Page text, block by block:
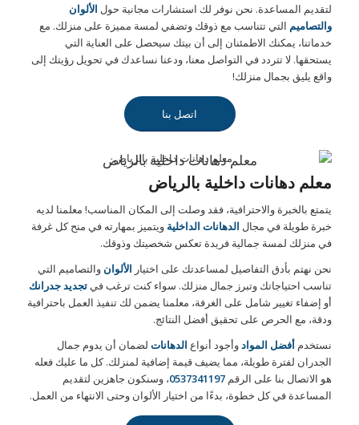
لتقديم المساعدة. نحن نوفر لك استشارات مجانية حول الألوان
والتصاميم التي تتناسب مع ذوقك وتضفي لمسة مميزة على منزلك. مع
خدماتنا، يمكنك الاطمئنان إلى أن بيتك سيحصل على العناية التي
يستحقها. لا تتردد في التواصل معنا، ودعنا نساعدك في تحويل رؤيتك إلى
واقع يليق بجمال منزلك!
اتصل بنا
معلم دهانات داخلية بالرياض
معلم دهانات داخلية بالرياض
يتمتع بالخبرة والاحترافية، فقد وصلت إلى المكان المناسب! معلمنا لديه
خبرة طويلة في مجال الدهانات الداخلية ويتميز بمهارته في منح كل غرفة
في منزلك لمسة جمالية فريدة تعكس شخصيتك وذوقك.
نحن نهتم بأدق التفاصيل لمساعدتك على اختيار الألوان والتصاميم التي
تناسب احتياجاتك وتبرز جمال منزلك. سواء كنت ترغب في تجديد جدرانك
أو إضفاء تغيير شامل على الغرفة، معلمنا يضمن لك تنفيذ العمل باحترافية
ودقة، مع الحرص على تحقيق أفضل النتائج.
نستخدم أفضل الموادوأجود أنواع الدهاناتلضمان أن يدوم جمال
الجدران لفترة طويلة، مما يضيف قيمة إضافية لمنزلك. كل ما عليك فعله
هو الاتصال بنا على الرقم 0537341197، وسنكون جاهزين لتقديم
المساعدة في كل خطوة، بدءًا من اختيار الألوان وحتى الانتهاء من العمل.